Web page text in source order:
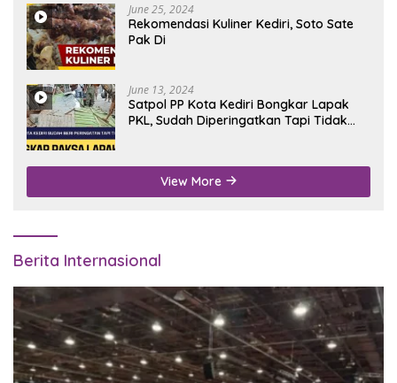
June 25, 2024
Rekomendasi Kuliner Kediri, Soto Sate
Pak Di
June 13, 2024
Satpol PP Kota Kediri Bongkar Lapak
PKL, Sudah Diperingatkan Tapi Tidak
View More
Berita Internasional